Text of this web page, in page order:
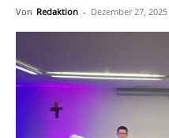
Von Redaktion - Dezember 27, 2025